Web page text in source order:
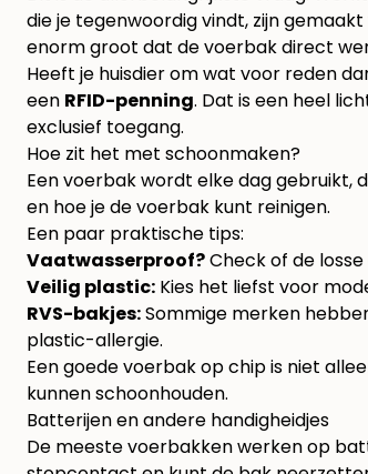
die je tegenwoordig vindt, zijn
enorm groot dat de voerbak direct
Heeft je huisdier om wat voor reden
een RFID-penning. Dat is een heel
exclusief toegang.
Hoe zit het met schoonmaken?
Een voerbak wordt elke dag gebruikt,
en hoe je de voerbak kunt reinigen.
Een paar praktische tips:
Vaatwasserproof?Check of de
Veilig plastic: Kies het liefst voor
RVS-bakjes:Sommige merken
plastic-allergie.
Een goede voerbak op chip is niet
kunnen schoonhouden.
Batterijen en andere handigheidjes
De meeste voerbakken werken op